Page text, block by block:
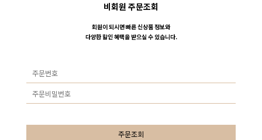
비회원 주문조회
회원이 되시면 빠른 신상품 정보와
다양한 할인 혜택을 받으실 수 있습니다.
주문조회